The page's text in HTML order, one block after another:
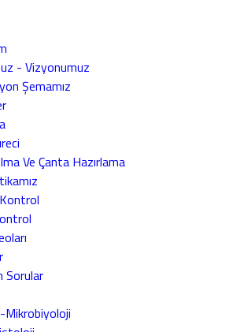
- Vizyonumuz
Şemamız
Ve Çanta Hazırlama
Sorular
Mikrobiyoloji